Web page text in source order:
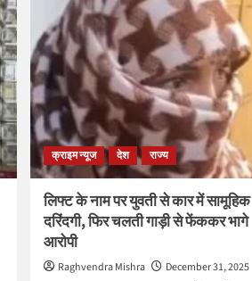
क्राइम न्यूज देश राज्य
लिफ्ट के नाम पर युवती से कार में सामूहिक
दरिंदगी, फिर चलती गाड़ी से फेंककर भागे
आरोपी
Raghvendra Mishra
December 31, 2025